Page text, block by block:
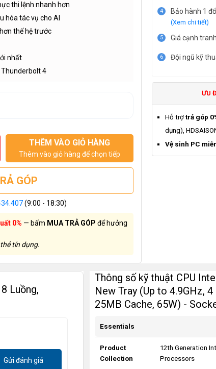
thi lệnh nhanh hơn
hóa tác vụ cho AI
thế hệ trước
nhất
Thunderbolt 4
THÊM VÀO GIỎ HÀNG
Thêm vào giỏ hàng để chọn tiếp
GÓP
(9:00 - 18:30)
0% — bấm MUA TRẢ GÓP để hưởng
tín dụng.
4 Bảo hành 1
(Xem chi tiết)
5 Giá cạnh
6 Đội ngũ kỹ
ƯU
Hỗ trợtrả góp
dụng),
Vệ sinh PC
Luồng,
Gửi đánh giá
Thông số kỹ thuật CPU
New Tray (Up to 4.9GHz, 4
25MB Cache, 65W) -
Essentials
Product
Collection
12th Generation
Processors